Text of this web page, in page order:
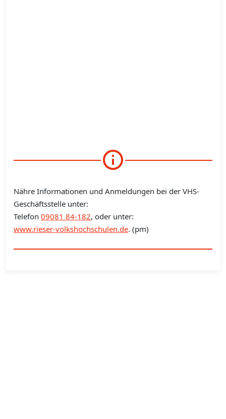
Nähre Informationen und Anmeldungen bei der VHS-
Geschäftsstelle unter:
Telefon 09081 84-182, oder unter:
www.rieser-volkshochschulen.de. (pm)